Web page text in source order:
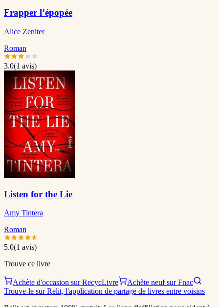
Frapper l’épopée
Alice Zeniter
Roman
3.0(1 avis)
Listen for the Lie
Amy Tintera
Roman
5.0(1 avis)
Trouve ce livre
Achète d'occasion sur RecycLivre
Achète neuf sur Fnac
Trouve-le sur Relit, l'application de partage de livres entre voisins